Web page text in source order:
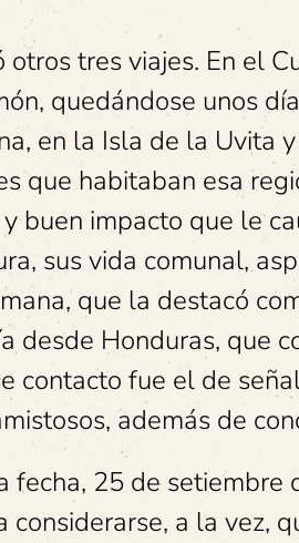
otros tres viajes. En el
quedándose unos
en la Isla de la Uvita
que habitaban esa
buen impacto que le
sus vida comunal,
que la destacó
desde Honduras, que
contacto fue el de
además de
fecha, 25 de
considerarse, a la vez,